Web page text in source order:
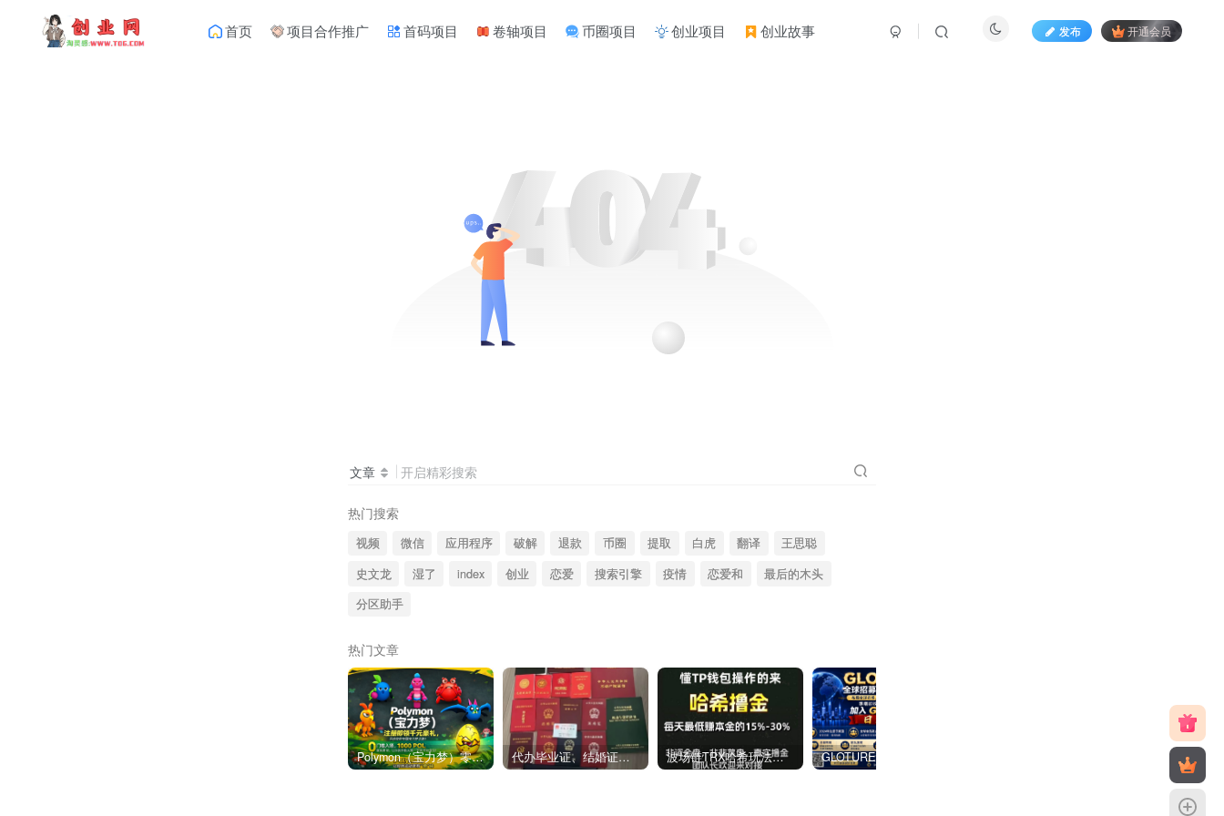
首页 项目合作推广 首码项目 卷轴项目 币圈项目 创业项目 创业故事 发布 开通会员
文章 开启精彩搜索
热门搜索
视频 微信 应用程序 破解 退款 币圈 提取 白虎 翻译
王思聪
史文龙
湿了 index 创业 恋爱 搜索引擎 疫情 恋爱和
最后的木头
分区助手
热门文章
Polymon（宝力梦）零撸链游天花板，稳定收益，轻松变现，今日全球首发！ 代办毕业证、结婚证、房产证、不动产权证书、离婚证、中专/大专/高中 ​波场链TRX哈希玩法深度解析：低门槛也能实现稳定回报的新思路